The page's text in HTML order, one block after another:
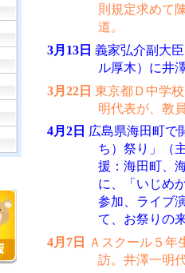
則規定求めて
道。
3月13日 義家弘介副大
ル厚木）に井
3月22日 東京都Ｄ中学
明代表が、教
4月2日 広島県海田町で
ち）祭り」（
援：海田町、
に、「いじめ
参加、ライブ
て、お祭りの
4月7日
Ａスクール５年
訪。井澤一明